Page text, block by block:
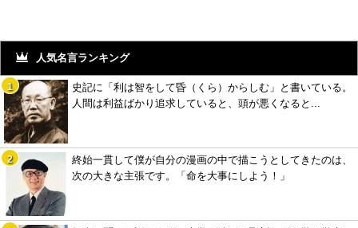
人気名言ランキング
史記に「利は智をして昏（くら）からしむ」と書いている。
人間は利益ばかり追求していると、頭が悪くなると...
終始一貫して僕が自分の漫画の中で描こうとしてきたのは、
次の大きな主張です。「命を大事にしよう！」